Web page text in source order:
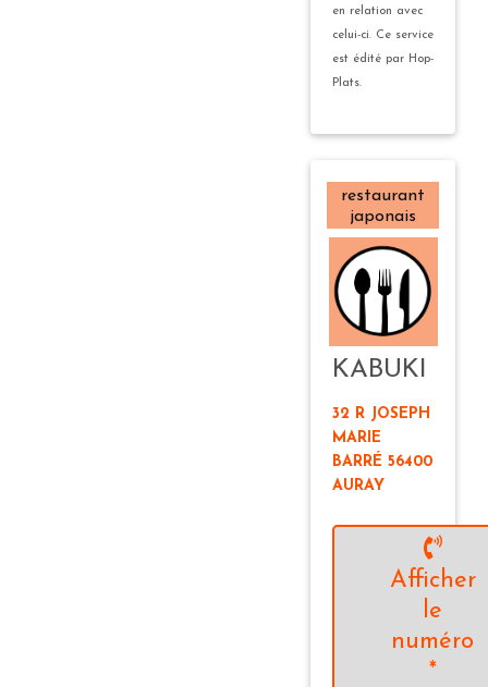
en relation avec
celui-ci. Ce service
est édité par Hop-
Plats.
restaurant
japonais
KABUKI
32 R JOSEPH
MARIE
BARRÉ 56400
AURAY
Afficher
le
numéro
*